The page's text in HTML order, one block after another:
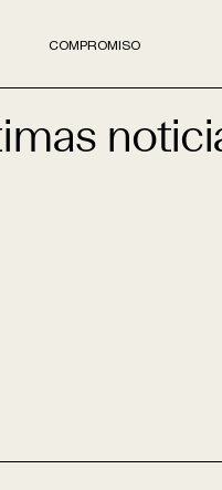
COMPROMISO